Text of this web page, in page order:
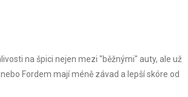
na špici nejen mezi "běžnými" auty, ale už
Fordem mají méně závad a lepší skóre od